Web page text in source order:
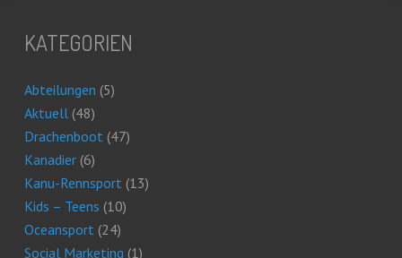
KATEGORIEN
Abteilungen (5)
Aktuell(48)
Drachenboot(47)
Kanadier(6)
Kanu-Rennsport(13)
Kids – Teens (10)
Oceansport(24)
Social Marketing (1)